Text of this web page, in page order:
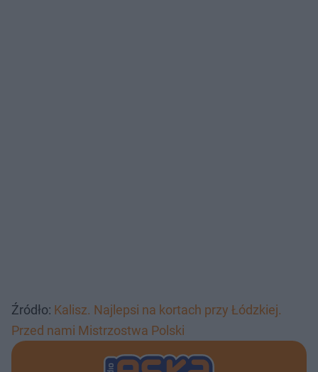
Źródło: Kalisz. Najlepsi na kortach przy Łódzkiej.
Przed nami Mistrzostwa Polski